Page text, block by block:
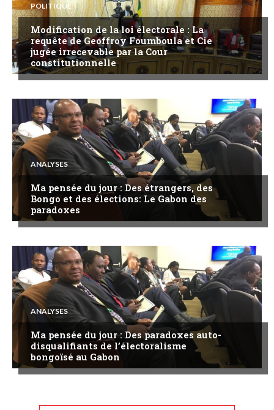
POLITIQUE
Modification de la loi électorale : La
requête de Geoffroy Foumboula et Cie
jugée irrecevable par la Cour
constitutionnelle
ANALYSES
Ma pensée du jour : Des étrangers, des
Bongo et des élections: Le Gabon des
paradoxes
ANALYSES
Ma pensée du jour : Des paradoxes auto-
disqualifiants de l’électoralisme
bongoïsé au Gabon